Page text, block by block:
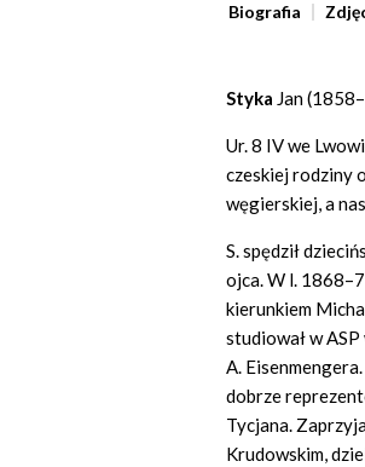
Biografia
Styka Jan
Ur. 8 IV we
czeskiej rodziny
węgierskiej, a
S. spędził
ojca. W l.
kierunkiem
studiował w
A.
dobrze
Tycjana.
Krudowskim,